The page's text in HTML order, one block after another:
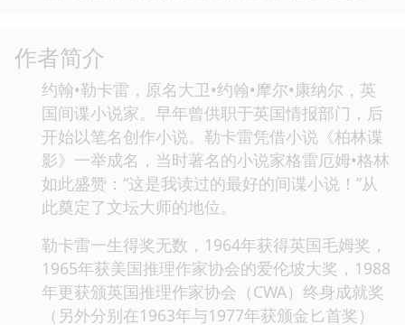
作者简介
约翰•勒卡雷，原名大卫•约翰•摩尔•康纳尔，英
国间谍小说家。早年曾供职于英国情报部门，后
开始以笔名创作小说。勒卡雷凭借小说《柏林谍
影》一举成名，当时著名的小说家格雷厄姆•格林
如此盛赞：“这是我读过的最好的间谍小说！”从
此奠定了文坛大师的地位。
勒卡雷一生得奖无数，1964年获得英国毛姆奖，
1965年获美国推理作家协会的爱伦坡大奖，1988
年更获颁英国推理作家协会（CWA）终身成就奖
（另外分别在1963年与1977年获颁金匕首奖）